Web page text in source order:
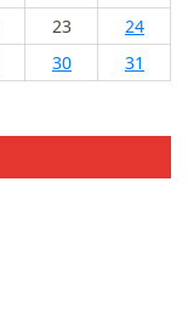
23
24
30 31